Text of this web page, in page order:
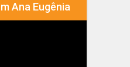
Ana Eugênia